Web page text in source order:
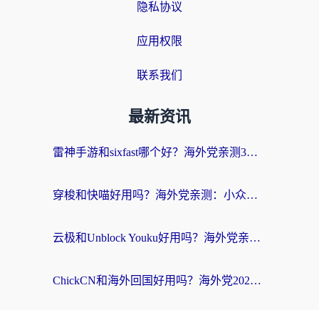
隐私协议
应用权限
联系我们
最新资讯
雷神手游和sixfast哪个好？海外党亲测3款回国加速器，教你选对不踩坑
穿梭和快喵好用吗？海外党亲测：小众加速器对比+番茄加速器深度体验
云极和Unblock Youku好用吗？海外党亲测+2026回国加速器避坑指南
ChickCN和海外回国好用吗？海外党2026亲测：从手游到影音，选对加速器的3个关键